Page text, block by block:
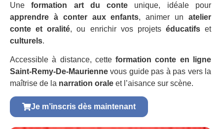
Uneformation art du conte unique, idéale pour
apprendre à conter aux enfants, animer unatelier
conte et oralité, ou enrichir vos projets éducatifset
culturels.
Accessible à distance, cetteformation conte en ligne
Saint-Remy-De-Maurienne vous guide pas à pas vers la
maîtrise de la narration orale et l’aisance sur scène.
Je m’inscris dès maintenant